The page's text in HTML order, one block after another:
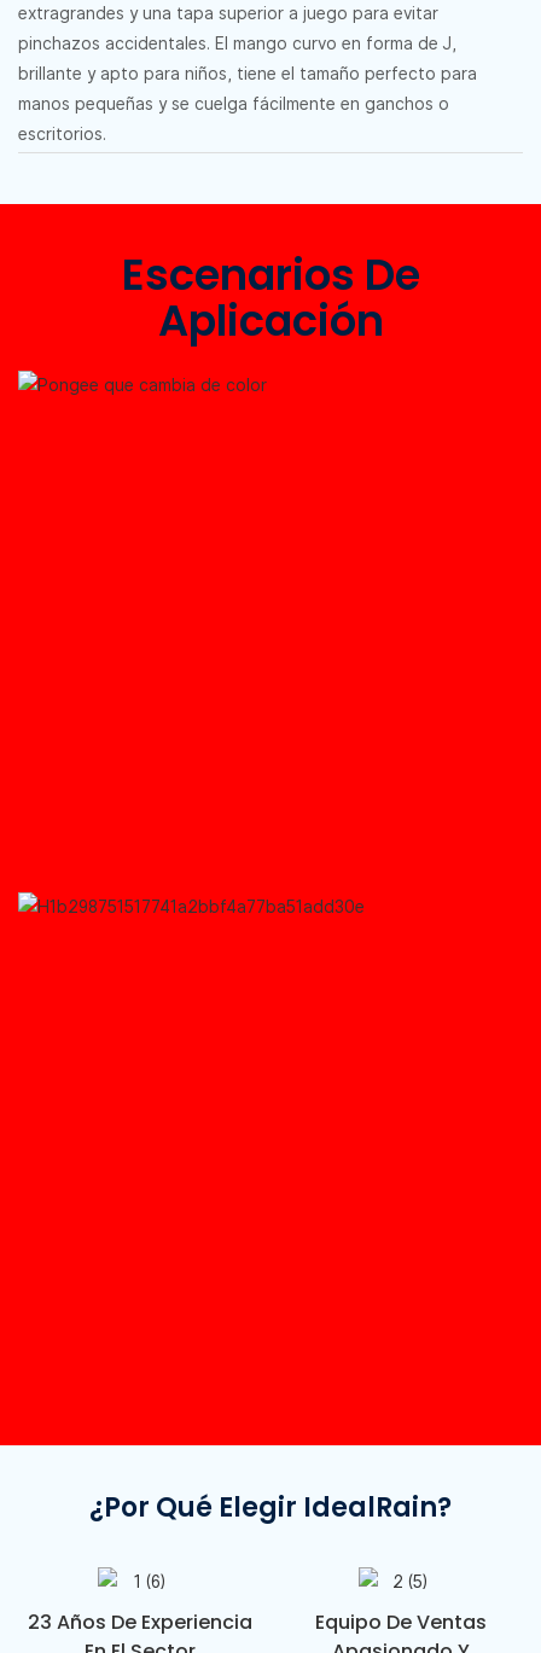
extragrandes y una tapa superior a juego para evitar
pinchazos accidentales. El mango curvo en forma de J,
brillante y apto para niños, tiene el tamaño perfecto para
manos pequeñas y se cuelga fácilmente en ganchos o
escritorios.
Escenarios De
Aplicación
¿Por Qué Elegir IdealRain?
23 Años De Experiencia
Equipo De Ventas